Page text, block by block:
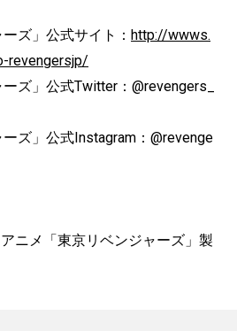
ズ」公式サイト： http://wwws.
revengersjp/
ズ」公式Twitter：@revengers_
ズ」公式Instagram：@revenge
ニメ「東京リベンジャーズ」製